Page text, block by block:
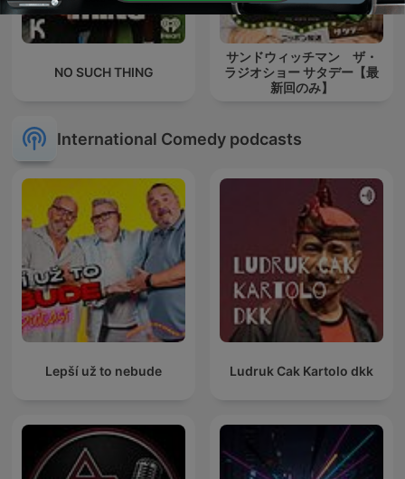
NO SUCH THING
サンドウィッチマン ザ・
ラジオショー サタデー【最
新回のみ】
International Comedy podcasts
Lepší už to nebude Ludruk Cak Kartolo dkk